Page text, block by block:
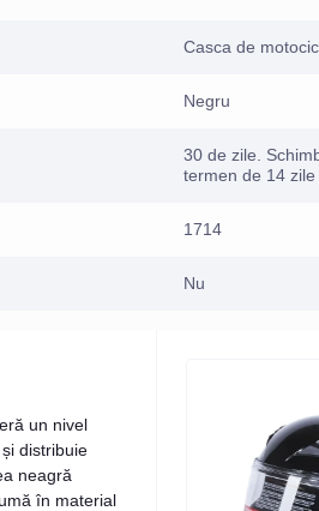
Casca de
Negru
30 de zile.
termen de 14 zile
1714
Nu
un nivel
distribuie
neagră
în material